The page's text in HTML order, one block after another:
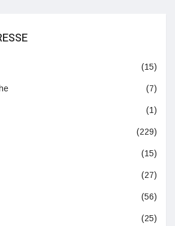
(15)
(7)
(1)
(229)
(15)
(27)
(56)
(25)